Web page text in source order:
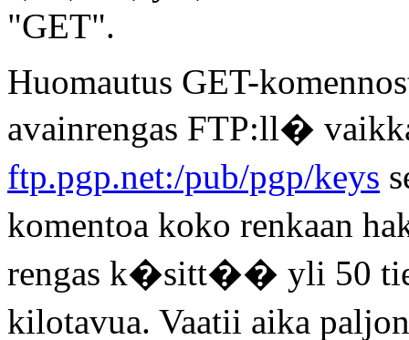
"GET".
Huomautus GET-
avainrengas FTP:ll�
ftp.pgp.net:/pub/pgp/keys
komentoa koko renkaan
rengas k�sitt�� yli 50
kilotavua. Vaatii aika